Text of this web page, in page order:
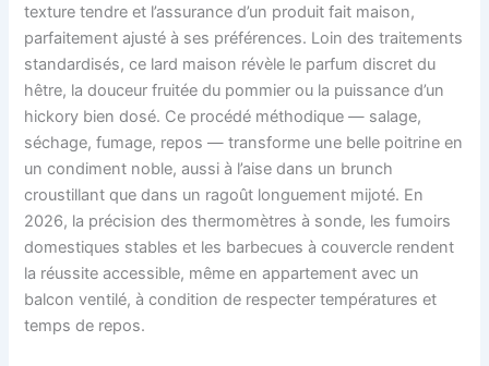
texture tendre et l’assurance d’un produit fait maison,
parfaitement ajusté à ses préférences. Loin des traitements
standardisés, ce lard maison révèle le parfum discret du
hêtre, la douceur fruitée du pommier ou la puissance d’un
hickory bien dosé. Ce procédé méthodique — salage,
séchage, fumage, repos — transforme une belle poitrine en
un condiment noble, aussi à l’aise dans un brunch
croustillant que dans un ragoût longuement mijoté. En
2026, la précision des thermomètres à sonde, les fumoirs
domestiques stables et les barbecues à couvercle rendent
la réussite accessible, même en appartement avec un
balcon ventilé, à condition de respecter températures et
temps de repos.